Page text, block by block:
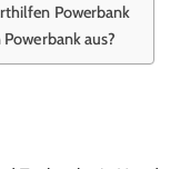
Powerbank
aus?